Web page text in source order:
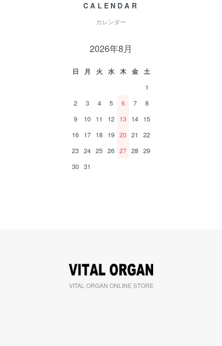
CALENDAR
カレンダー
2026年8月
日 月 火 水 木 金
土
1
2
3 4 5 6 7
8
9
10 11 12 13 14 15
16 17 18 19 20 21
22
23 24 25 26 27 28 29
30 31
VITAL ORGAN ONLINE STORE